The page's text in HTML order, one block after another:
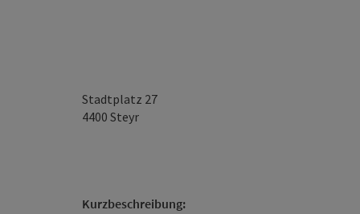
Stadtplatz 27
4400 Steyr
Kurzbeschreibung: